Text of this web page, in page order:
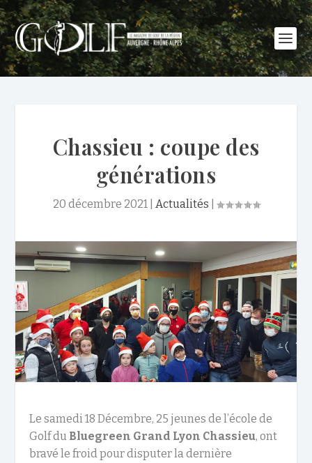
Chassieu : coupe des
générations
20 décembre 2021| Actualités
Le samedi 18 Décembre, 25 jeunes de l’école de
Golf du Bluegreen Grand Lyon Chassieu, ont
bravé le froid pour disputer la dernière